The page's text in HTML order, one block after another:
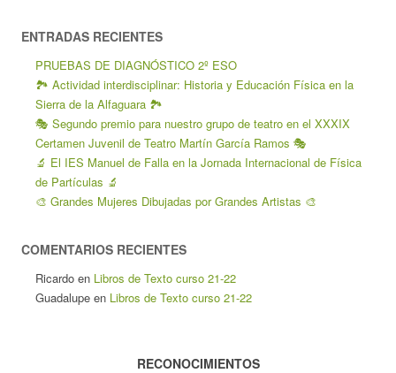
ENTRADAS RECIENTES
PRUEBAS DE DIAGNÓSTICO 2º ESO
🏞️ Actividad interdisciplinar: Historia y Educación Física en la
Sierra de la Alfaguara 🏞️
🎭 Segundo premio para nuestro grupo de teatro en el XXXIX
Certamen Juvenil de Teatro Martín García Ramos 🎭
🔬 El IES Manuel de Falla en la Jornada Internacional de Física
de Partículas 🔬
🎨 Grandes Mujeres Dibujadas por Grandes Artistas 🎨
COMENTARIOS RECIENTES
Ricardo en Libros de Texto curso 21-22
Guadalupe en Libros de Texto curso 21-22
RECONOCIMIENTOS